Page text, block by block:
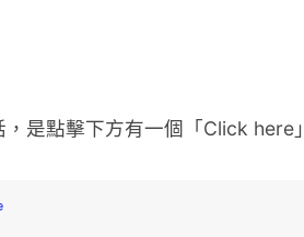
是點擊下方有一個「Click here」